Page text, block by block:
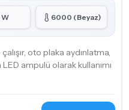
W 6000 (Beyaz)
oto plaka aydınlatma,
ampulü olarak kullanımı